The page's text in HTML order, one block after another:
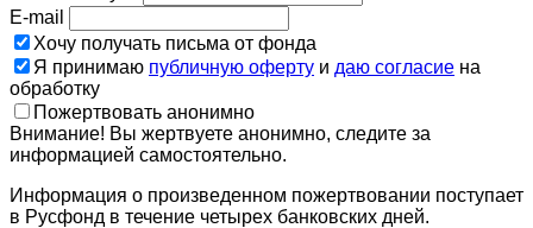
E-mail
Хочу получать письма от фонда
Я принимаю публичную оферту и даю согласие на
обработку
Пожертвовать анонимно
Внимание! Вы жертвуете анонимно, следите за
информацией самостоятельно.
Информация о произведенном пожертвовании поступает
в Русфонд в течение четырех банковских дней.